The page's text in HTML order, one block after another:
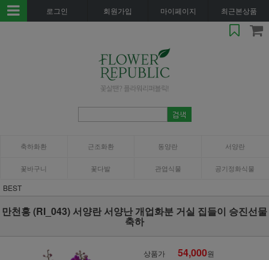
로그인 회원가입 마이페이지 최근본상품
축하화환 근조화환 동양란 서양란
꽃바구니 꽃다발 관엽식물 공기정화식물
BEST
만천홍 (RI_043) 서양란 서양난 개업화분 거실 집들이 승진선물
축하
상품가 54,000원